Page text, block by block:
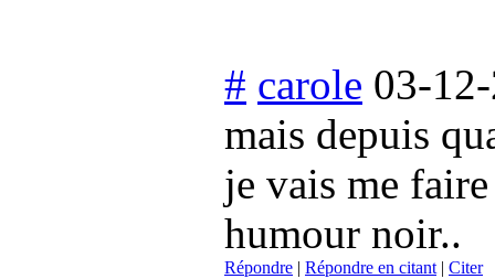
# carole 03-
mais depuis
je vais me
humour noir..
Répondre | Répondre en citant| Citer